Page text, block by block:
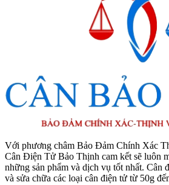
Với phương châm Bảo Đảm Chính Xác
Cân Điện Tử Bảo Thịnh cam kết sẽ luôn
những sản phẩm và dịch vụ tốt nhất. Cân
và sửa chữa các loại cân điện tử từ 50g